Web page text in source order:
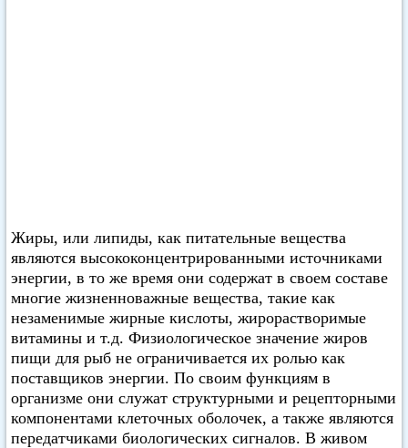
Жиры, или липиды, как питательные вещества
являются высококонцентрированными источниками
энергии, в то же время они содержат в своем составе
многие жизненноважные вещества, такие как
незаменимые жирные кислоты, жирорастворимые
витамины и т.д. Физиологическое значение жиров
пищи для рыб не ограничивается их ролью как
поставщиков энергии. По своим функциям в
организме они служат структурными и рецепторными
компонентами клеточных оболочек, а также являются
передатчиками биологических сигналов. В живом